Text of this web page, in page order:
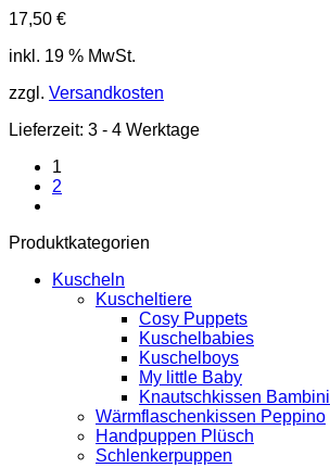
17,50 €
inkl. 19 % MwSt.
zzgl. Versandkosten
Lieferzeit: 3 - 4 Werktage
1
2
Produktkategorien
Kuscheln
Kuscheltiere
Cosy Puppets
Kuschelbabies
Kuschelboys
My little Baby
Knautschkissen Bambini
Wärmflaschenkissen Peppino
Handpuppen Plüsch
Schlenkerpuppen